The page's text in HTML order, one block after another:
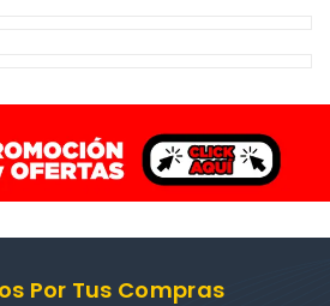
Por Tus Compras